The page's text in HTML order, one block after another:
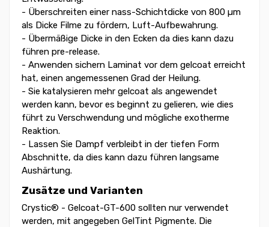
- Überschreiten einer nass-Schichtdicke von 800 µm
als Dicke Filme zu fördern, Luft-Aufbewahrung.
- Übermäßige Dicke in den Ecken da dies kann dazu
führen pre-release.
- Anwenden sichern Laminat vor dem gelcoat erreicht
hat, einen angemessenen Grad der Heilung.
- Sie katalysieren mehr gelcoat als angewendet
werden kann, bevor es beginnt zu gelieren, wie dies
führt zu Verschwendung und mögliche exotherme
Reaktion.
- Lassen Sie Dampf verbleibt in der tiefen Form
Abschnitte, da dies kann dazu führen langsame
Aushärtung.
Zusätze und Varianten
Crystic® - Gelcoat-GT-600 sollten nur verwendet
werden, mit angegeben GelTint Pigmente. Die